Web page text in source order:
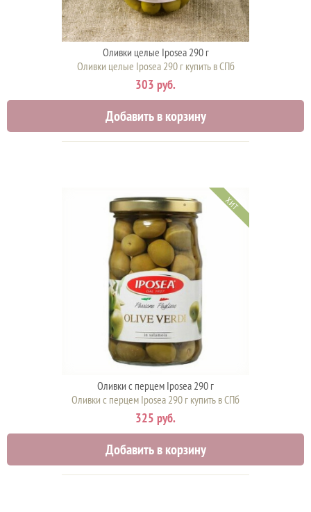
Оливки целые Iposea 290 г
Оливки целые Iposea 290 г купить в СПб
303 руб.
Добавить в корзину
ХИТ
Оливки с перцем Iposea 290 г
Оливки с перцем Iposea 290 г купить в СПб
325 руб.
Добавить в корзину